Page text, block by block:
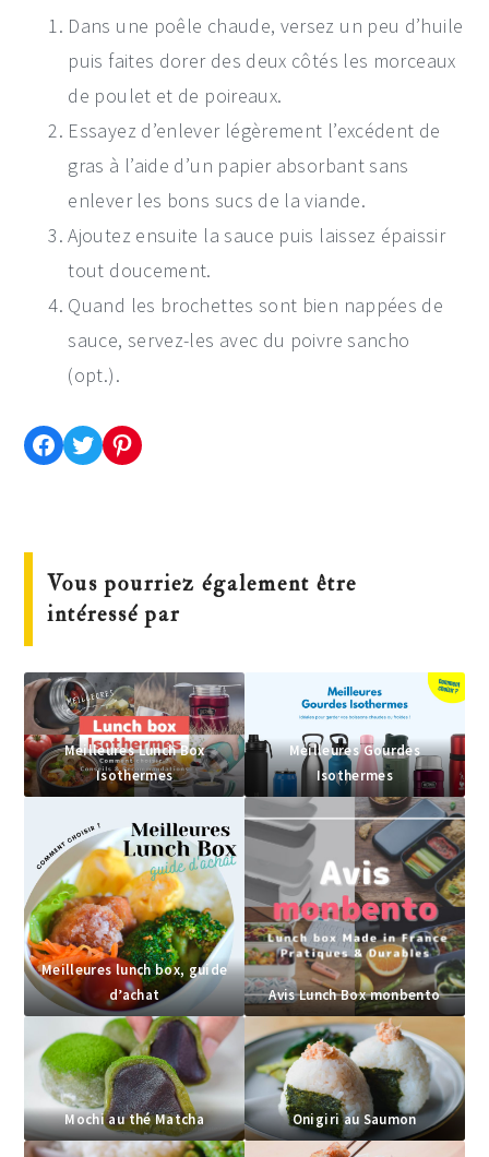
Dans une poêle chaude, versez un peu d’huile
puis faites dorer des deux côtés les morceaux
de poulet et de poireaux.
Essayez d’enlever légèrement l’excédent de
gras à l’aide d’un papier absorbant sans
enlever les bons sucs de la viande.
Ajoutez ensuite la sauce puis laissez épaissir
tout doucement.
Quand les brochettes sont bien nappées de
sauce, servez-les avec du poivre sancho
(opt.).
Partager cette recette sur Facebook
Partager cette recette sur TwitterEnregistrer cette recette sur Pinterest
Vous pourriez également être
intéressé par
Meilleures Lunch Box
Isothermes
Meilleures Gourdes
Isothermes
Meilleures lunch box, guide
d’achat
Avis Lunch Box monbento
Mochi au thé Matcha Onigiri au Saumon